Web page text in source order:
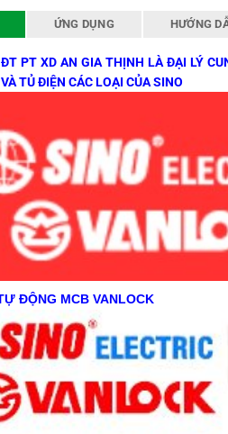
ỨNG DỤNG HƯỚNG
PT XD AN GIA THỊNH LÀ ĐẠI LÝ
TỦ ĐIỆN CÁC LOẠI CỦA SINO
ĐỘNG MCB VANLOCK